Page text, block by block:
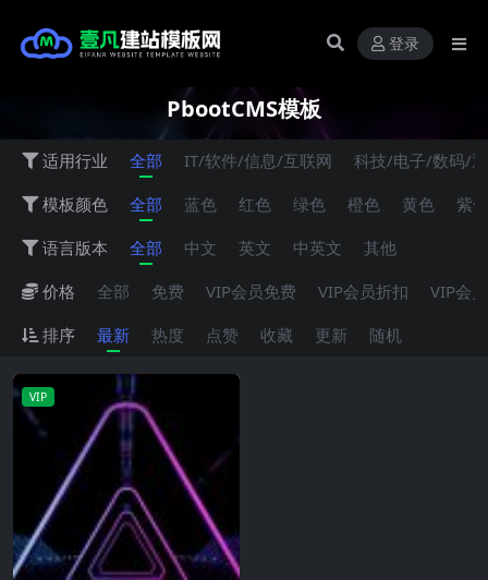
登录
PbootCMS模板
适用行业 全部 IT/软件/信息/互联网
科技/电子/数码/
模板颜色
全部 蓝色 红色 绿色 橙色 黄色
紫色
语言版本
全部 中文 英文 中英文
其他
价格
全部 免费 VIP会员免费 VIP会员折扣
VIP会
排序
最新 热度 点赞 收藏 更新 随机
VIP